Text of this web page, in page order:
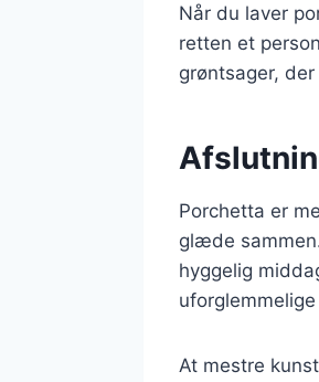
Når du laver
retten et
grøntsager,
Porchetta er
glæde
hyggelig
At mestre